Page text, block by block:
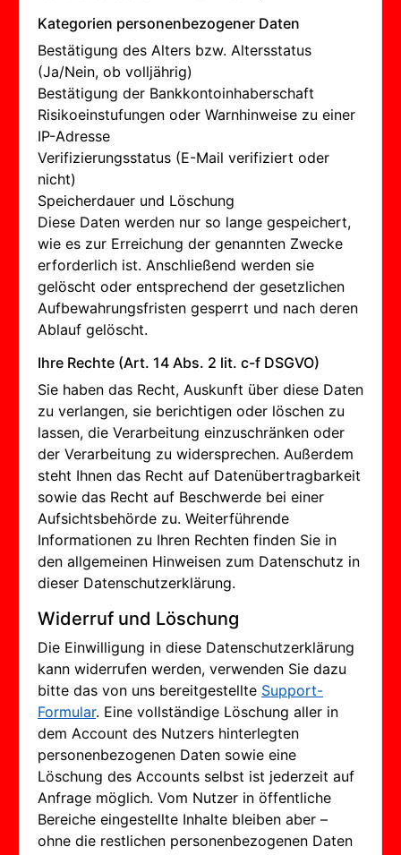
Kategorien personenbezogener Daten
Bestätigung des Alters bzw. Altersstatus
(Ja/Nein, ob volljährig)
Bestätigung der Bankkontoinhaberschaft
Risikoeinstufungen oder Warnhinweise zu einer
IP-Adresse
Verifizierungsstatus (E-Mail verifiziert oder
nicht)
Speicherdauer und Löschung
Diese Daten werden nur so lange gespeichert,
wie es zur Erreichung der genannten Zwecke
erforderlich ist. Anschließend werden sie
gelöscht oder entsprechend der gesetzlichen
Aufbewahrungsfristen gesperrt und nach deren
Ablauf gelöscht.
Ihre Rechte (Art. 14 Abs. 2 lit. c-f DSGVO)
Sie haben das Recht, Auskunft über diese Daten
zu verlangen, sie berichtigen oder löschen zu
lassen, die Verarbeitung einzuschränken oder
der Verarbeitung zu widersprechen. Außerdem
steht Ihnen das Recht auf Datenübertragbarkeit
sowie das Recht auf Beschwerde bei einer
Aufsichtsbehörde zu. Weiterführende
Informationen zu Ihren Rechten finden Sie in
den allgemeinen Hinweisen zum Datenschutz in
dieser Datenschutzerklärung.
Widerruf und Löschung
Die Einwilligung in diese Datenschutzerklärung
kann widerrufen werden, verwenden Sie dazu
bitte das von uns bereitgestellte Support-
Formular. Eine vollständige Löschung aller in
dem Account des Nutzers hinterlegten
personenbezogenen Daten sowie eine
Löschung des Accounts selbst ist jederzeit auf
Anfrage möglich. Vom Nutzer in öffentliche
Bereiche eingestellte Inhalte bleiben aber –
ohne die restlichen personenbezogenen Daten